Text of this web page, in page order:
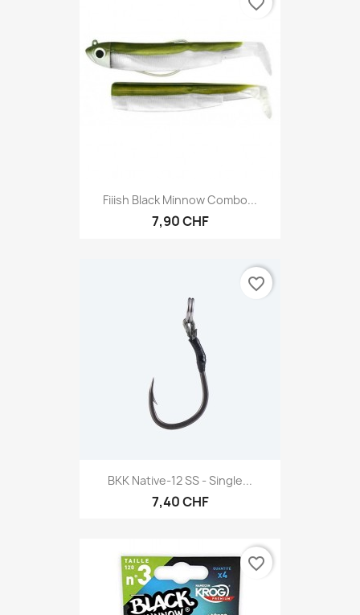
Fiiish Black Minnow Combo...
7,90 CHF
BKK Native-12 SS - Single...
7,40 CHF
favorite_border
favorite_border